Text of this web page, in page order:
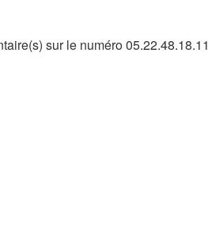
sur le numéro 05.22.48.18.11